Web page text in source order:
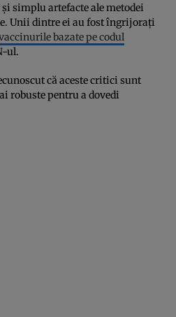
simplu artefacte ale metodei
Unii dintre ei au fost îngrijorați
bazate pe codul
ul.
că aceste critici sunt
robuste pentru a dovedi